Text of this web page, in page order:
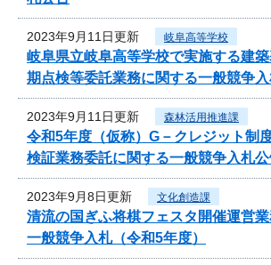
2023年9月11日更新 岐阜高等学校
岐阜県立岐阜高等学校で実施する建
期点検等委託業務に関する一般競争
2023年9月11日更新 森林活用推進課
令和5年度（仮称）G－クレジット制
検証業務委託に関する一般競争入札
2023年9月8日更新 文化創造課
清流の国ぎふ将棋フェスタ開催運営
一般競争入札（令和5年度）